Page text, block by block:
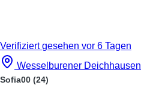
Verifiziertgesehen vor 6 Tagen
Wesselburener Deichhausen
Sofia00 (24)